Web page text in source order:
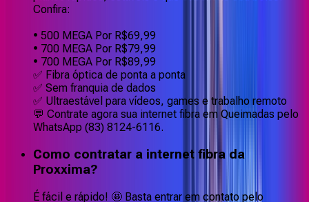
Confira:
• 500 MEGA Por R$69,99
• 700 MEGA Por R$79,99
• 700 MEGA Por R$89,99
✅ Fibra óptica de ponta a ponta
✅ Sem franquia de dados
✅ Ultraestável para vídeos, games e trabalho remoto
💬 Contrate agora sua internet fibra em Queimadas pelo
WhatsApp (83) 8124-6116.
Como contratar a internet fibra da
Proxxima?
É fácil e rápido! 🤩 Basta entrar em contato pelo